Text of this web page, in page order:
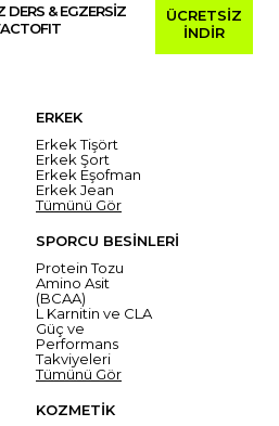
DERS & EGZERSİZ
ÜCRETSİZ
İNDİR
ERKEK
Erkek Tişört
Erkek Şort
Erkek Eşofman
Erkek Jean
Tümünü Gör
SPORCU BESİNLERİ
Protein Tozu
Amino Asit
(BCAA)
L Karnitin ve CLA
Güç ve
Performans
Takviyeleri
Tümünü Gör
KOZMETİK